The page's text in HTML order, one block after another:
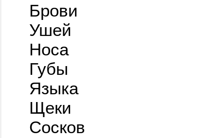
Брови
Ушей
Носа
Губы
Языка
Щеки
Сосков